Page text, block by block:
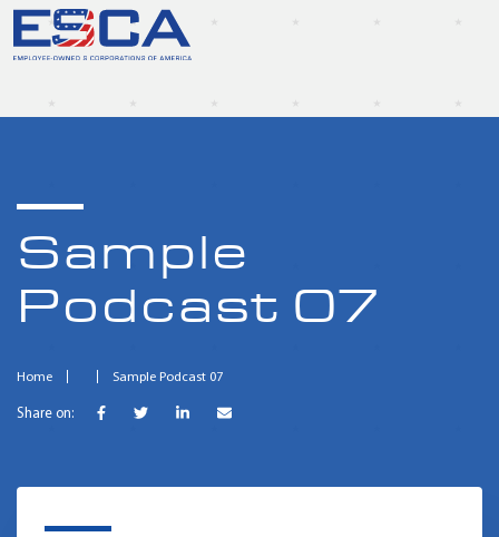
Sample
Podcast 07
Home Sample Podcast 07
Share on: